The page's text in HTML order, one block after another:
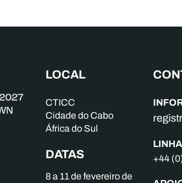
LOCAL
CTICC
Cidade do Cabo
África do Sul
DATAS
8 a 11 de fevereiro de
+44